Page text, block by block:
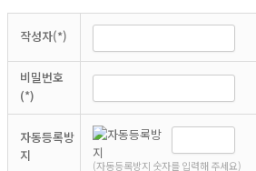
작성자(*)
비밀번호
(*)
자동등록방
지
(자동등록방지 숫자를 입력해 주세요)